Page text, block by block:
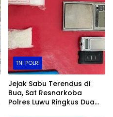
TNI POLRI
Jejak Sabu Terendus di
Bua, Sat Resnarkoba
Polres Luwu Ringkus Dua